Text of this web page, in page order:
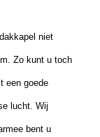
niet
Zo kunt u toch
een goede
lucht. Wij
bent u